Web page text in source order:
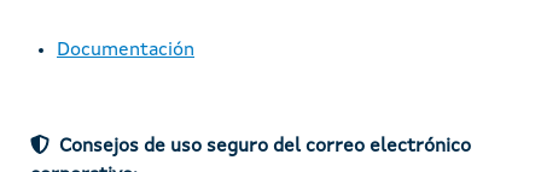
Documentación
Consejos de uso seguro del correo electrónico